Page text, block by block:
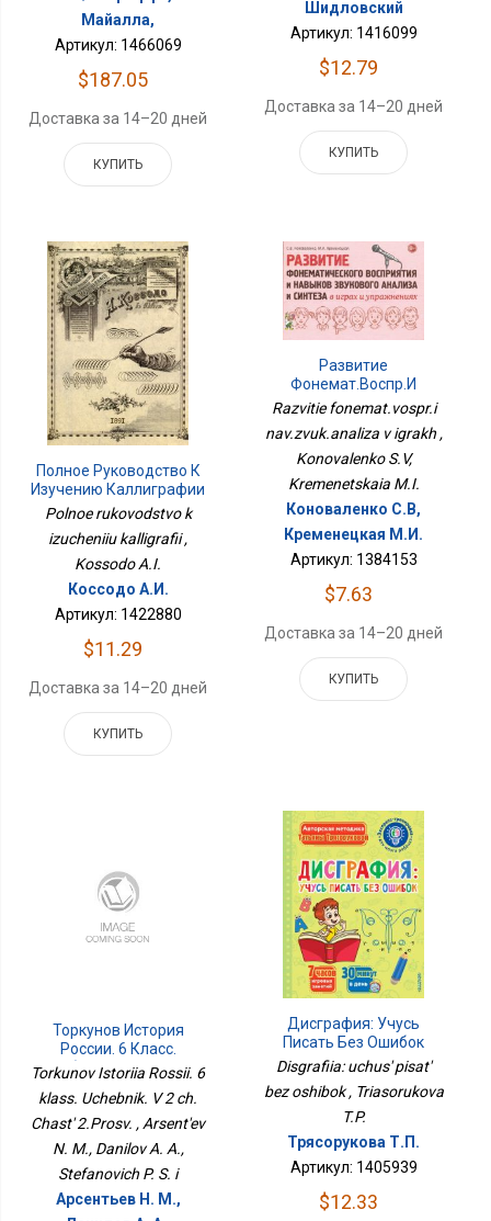
Майалла,
Артикул: 1466069
$187.05
Доставка за 14–20 дней
КУПИТЬ
Шидловский
Артикул: 1416099
$12.79
Доставка за 14–20 дней
КУПИТЬ
Полное Руководство К
Изучению Каллиграфии
Polnoe rukovodstvo k
izucheniiu kalligrafii ,
Kossodo A.I.
Коссодо А.И.
Артикул: 1422880
$11.29
Доставка за 14–20 дней
КУПИТЬ
Развитие
Фонемат.воспр.и
Нав.звук.анализа В
Razvitie fonemat.vospr.i
nav.zvuk.analiza v igrakh ,
Konovalenko S.V,
Kremenetskaia M.I.
Коноваленко С.В,
Кременецкая М.И.
Артикул: 1384153
$7.63
Доставка за 14–20 дней
КУПИТЬ
Торкунов История
России. 6 Класс.
Учебник. В 2 Ч. Часть
Torkunov Istoriia Rossii. 6
klass. Uchebnik. V 2 ch.
Chast' 2.Prosv. , Arsent'ev
N. M., Danilov A. A.,
Stefanovich P. S. i
Арсентьев Н. М.,
Дисграфия: Учусь
Писать Без Ошибок
Disgrafiia: uchus' pisat'
bez oshibok , Triasorukova
T.P.
Трясорукова Т.П.
Артикул: 1405939
$12.33